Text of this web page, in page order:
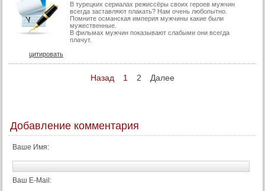
В турецких сериалах режиссёры своих героев мужчин
всегда заставляют плакать? Нам очень любопытно.
Помните османская империя мужчины какие были
мужественные.
В фильмах мужчин показывают слабыми они всегда
плачут.
цитировать
Назад 1 2 Далее
Добавление комментария
Ваше Имя:
Ваш E-Mail: